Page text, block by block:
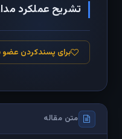
تشریح عملکرد
برای پسندکردن عضو
متن مقاله